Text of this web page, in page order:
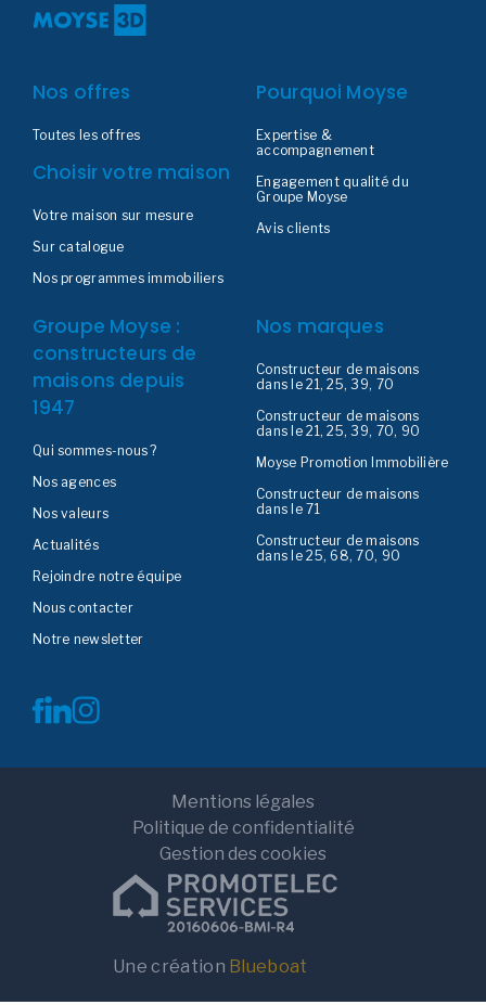
Terrain Terrain+Maison
Localisation
Rayon de recherche
Nos offres
Toutes les offres
Choisir votre maison
Votre maison sur mesure
Sur catalogue
Nos programmes immobiliers
Pourquoi Moyse
Expertise &
accompagnement
Engagement qualité du
Groupe Moyse
Avis clients
Groupe Moyse :
constructeurs de
maisons depuis
1947
Qui sommes-nous ?
Nos agences
Nos valeurs
Actualités
Rejoindre notre équipe
Nous contacter
Notre newsletter
Nos marques
Constructeur de maisons
dans le 21, 25, 39, 70
Constructeur de maisons
dans le 21, 25, 39, 70, 90
Moyse Promotion Immobilière
Constructeur de maisons
dans le 71
Constructeur de maisons
dans le 25, 68, 70, 90
Mentions légales
Politique de confidentialité
Gestion des cookies
Une création Blueboat